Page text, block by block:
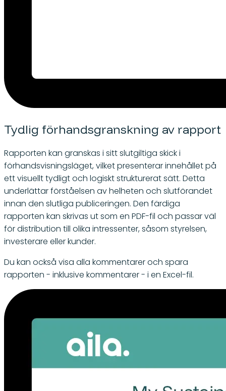
Tydlig förhandsgranskning av rapport
Rapporten kan granskas i sitt slutgiltiga skick i
förhandsvisningsläget, vilket presenterar innehållet på
ett visuellt tydligt och logiskt strukturerat sätt. Detta
underlättar förståelsen av helheten och slutförandet
innan den slutliga publiceringen. Den färdiga
rapporten kan skrivas ut som en PDF-fil och passar väl
för distribution till olika intressenter, såsom styrelsen,
investerare eller kunder.
Du kan också visa alla kommentarer och spara
rapporten - inklusive kommentarer - i en Excel-fil.